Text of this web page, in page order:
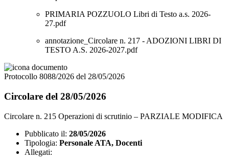
PRIMARIA POZZUOLO Libri di Testo a.s. 2026-
27.pdf
annotazione_Circolare n. 217 - ADOZIONI LIBRI DI
TESTO A.S. 2026-2027.pdf
Protocollo 8088/2026 del 28/05/2026
Circolare del 28/05/2026
Circolare n. 215 Operazioni di scrutinio – PARZIALE MODIFICA
Pubblicato il: 28/05/2026
Tipologia: Personale ATA, Docenti
Allegati: